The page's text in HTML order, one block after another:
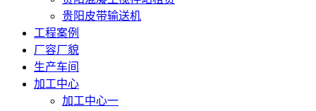
贵阳皮带输送机
工程案例
厂容厂貌
生产车间
加工中心
加工中心一